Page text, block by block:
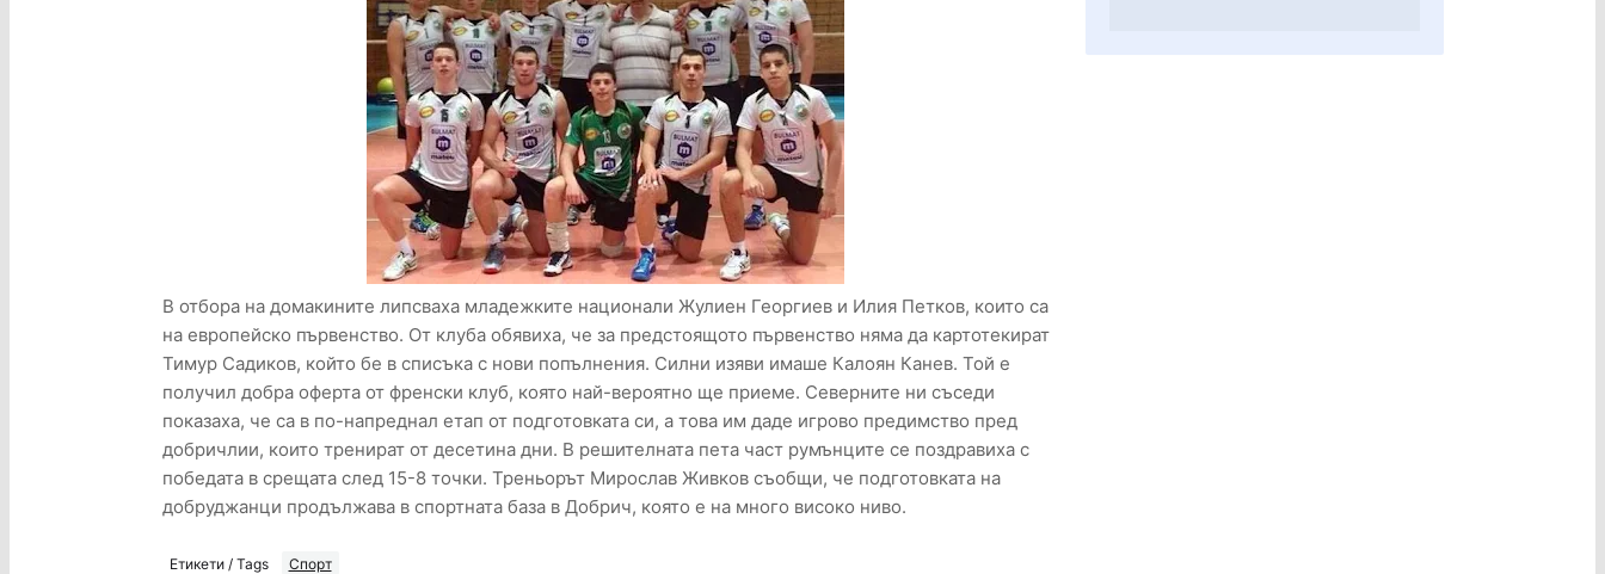
В отбора на домакините липсваха младежките национали Жулиен Георгиев и Илия Петков, които са
на европейско първенство. От клуба обявиха, че за предстоящото първенство няма да картотекират
Тимур Садиков, който бе в списъка с нови попълнения. Силни изяви имаше Калоян Канев. Той е
получил добра оферта от френски клуб, която най-вероятно ще приеме. Северните ни съседи
показаха, че са в по-напреднал етап от подготовката си, а това им даде игрово предимство пред
добричлии, които тренират от десетина дни. В решителната пета част румънците се поздравиха с
победата в срещата след 15-8 точки. Треньорът Мирослав Живков съобщи, че подготовката на
добруджанци продължава в спортната база в Добрич, която е на много високо ниво.
Етикети / Tags Спорт